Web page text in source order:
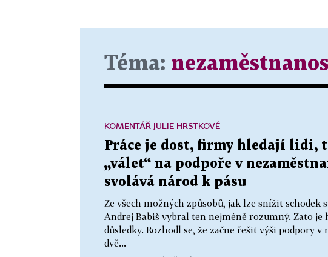
Téma:
Práce je dost, firmy hledají lidi,
„válet“ na podpoře v
svolává národ k pásu
Ze všech možných způsobů, jak lze snížit
Andrej Babiš vybral ten nejméně rozumný. Zato
důsledky. Rozhodl se, že začne řešit výši podpory
dvě...
KOMENTÁŘ JULIE HRSTKOVÉ